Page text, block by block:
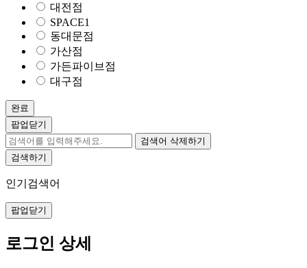
대전점
SPACE1
동대문점
가산점
가든파이브점
대구점
완료
팝업닫기
검색어 삭제하기
검색하기
인기검색어
팝업닫기
로그인 상세